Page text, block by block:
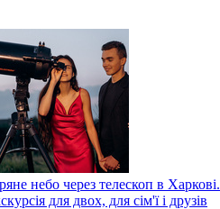
небо через телескоп в Харкові.
для двох, для сім'ї і друзів